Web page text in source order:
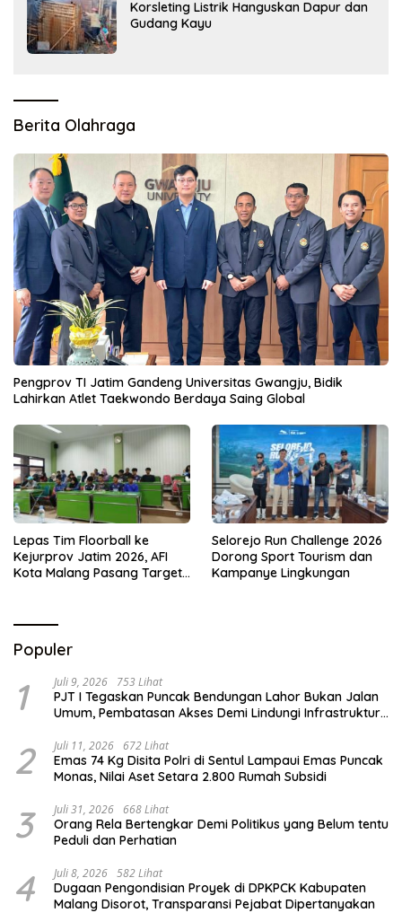
Korsleting Listrik Hanguskan Dapur dan
Gudang Kayu
Berita Olahraga
Pengprov TI Jatim Gandeng Universitas Gwangju, Bidik
Lahirkan Atlet Taekwondo Berdaya Saing Global
Lepas Tim Floorball ke
Kejurprov Jatim 2026, AFI
Kota Malang Pasang Target
Selorejo Run Challenge 2026
Dorong Sport Tourism dan
Kampanye Lingkungan
Populer
1 Juli 9, 2026 753 Lihat
PJT I Tegaskan Puncak Bendungan Lahor Bukan Jalan
Umum, Pembatasan Akses Demi Lindungi Infrastruktur
2 Juli 11, 2026 672 Lihat
Emas 74 Kg Disita Polri di Sentul Lampaui Emas Puncak
Monas, Nilai Aset Setara 2.800 Rumah Subsidi
3 Juli 31, 2026 668 Lihat
Orang Rela Bertengkar Demi Politikus yang Belum tentu
Peduli dan Perhatian
4 Juli 8, 2026 582 Lihat
Dugaan Pengondisian Proyek di DPKPCK Kabupaten
Malang Disorot, Transparansi Pejabat Dipertanyakan